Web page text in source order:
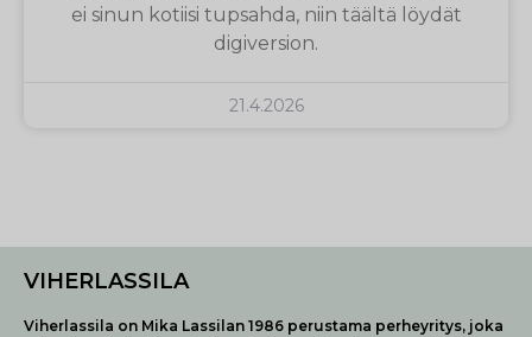
ei sinun kotiisi tupsahda, niin täältä löydät
digiversion.
21.4.2026
VIHERLASSILA
Viherlassila on Mika Lassilan 1986 perustama perheyritys, joka